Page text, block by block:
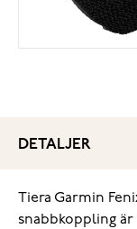
DETALJER
Tiera Garmin
snabbkoppling